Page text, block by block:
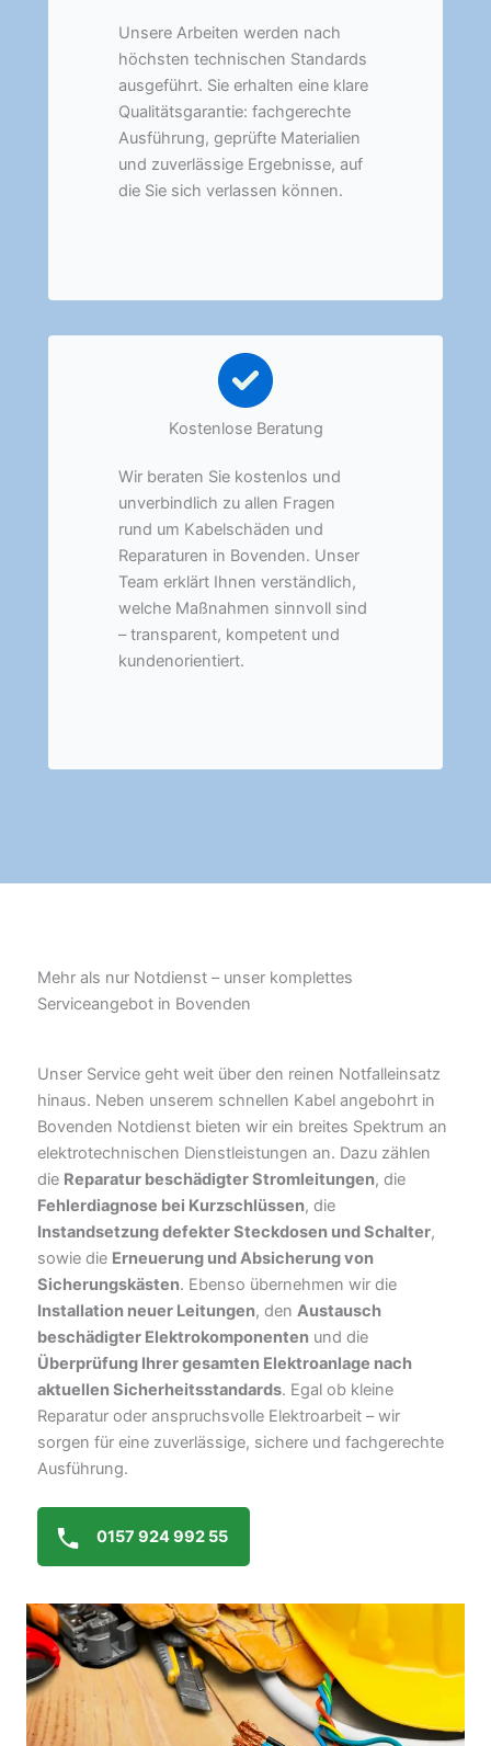
Unsere Arbeiten werden nach
höchsten technischen Standards
ausgeführt. Sie erhalten eine klare
Qualitätsgarantie: fachgerechte
Ausführung, geprüfte Materialien
und zuverlässige Ergebnisse, auf
die Sie sich verlassen können.
Kostenlose Beratung
Wir beraten Sie kostenlos und
unverbindlich zu allen Fragen
rund um Kabelschäden und
Reparaturen in Bovenden. Unser
Team erklärt Ihnen verständlich,
welche Maßnahmen sinnvoll sind
– transparent, kompetent und
kundenorientiert.
Mehr als nur Notdienst – unser komplettes
Serviceangebot in Bovenden
Unser Service geht weit über den reinen Notfalleinsatz
hinaus. Neben unserem schnellen Kabel angebohrt in
Bovenden Notdienst bieten wir ein breites Spektrum an
elektrotechnischen Dienstleistungen an. Dazu zählen
die Reparatur beschädigter Stromleitungen, die
Fehlerdiagnose bei Kurzschlüssen, die
Instandsetzung defekter Steckdosen und Schalter,
sowie die Erneuerung und Absicherung von
Sicherungskästen. Ebenso übernehmen wir die
Installation neuer Leitungen, den Austausch
beschädigter Elektrokomponenten und die
Überprüfung Ihrer gesamten Elektroanlage nach
aktuellen Sicherheitsstandards. Egal ob kleine
Reparatur oder anspruchsvolle Elektroarbeit – wir
sorgen für eine zuverlässige, sichere und fachgerechte
Ausführung.
0157 924 992 55